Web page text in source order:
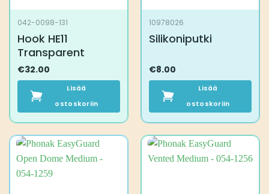
042-0098-131
Hook HE11
Transparent
€32.00
Lisää
ostoskoriin
10978026
Silikoniputki
€8.00
Lisää
ostoskoriin